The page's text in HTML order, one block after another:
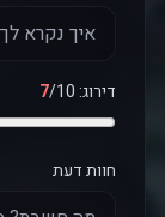
דירוג: 7/10
חוות דעת